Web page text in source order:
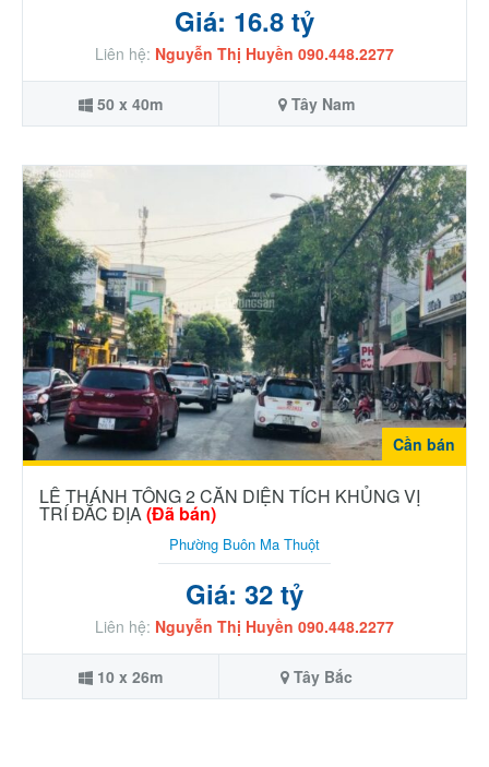
Giá: 16.8 tỷ
Liên hệ: Nguyễn Thị Huyền 090.448.2277
50 x 40m Tây Nam
Cần bán
LÊ THÁNH TÔNG 2 CĂN DIỆN TÍCH KHỦNG VỊ
TRÍ ĐẮC ĐỊA(Đã bán)
Phường Buôn Ma Thuột
Giá: 32 tỷ
Liên hệ: Nguyễn Thị Huyền 090.448.2277
10 x 26m Tây Bắc